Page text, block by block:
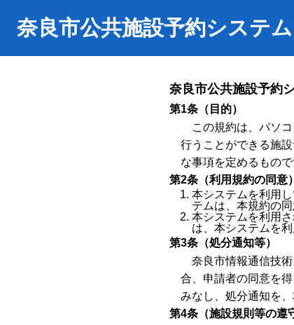
奈良市公共施設予約システム
奈良市公共施設予約
第1条（目的）
この規約は、パソ
行うことができる施
な事項を定めるもので
第2条（利用規約の同意）
本システムを利用
テムは、本規約の
本システムを利用
は、本システムを
第3条（処分通知等）
奈良市情報通信技
合、申請者の同意を
みなし、処分通知を
第4条（施設規則等の遵